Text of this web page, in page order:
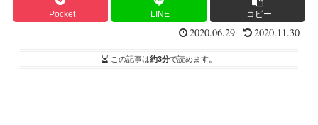
Pocket LINE コピー
2020.06.29 2020.11.30
この記事は約3分で読めます。